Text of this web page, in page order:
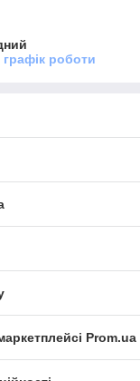
роботи
Prom.ua